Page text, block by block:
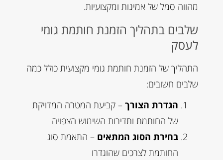
מהווה סמל של אמינות ומקצועיות.
שלבים בתהליך הזמנת חותמת גומי
לעסק
התהליך של הזמנת חותמת גומי מקצועית כולל כמה
שלבים חשובים:
הגדרת הצורך – קביעת המטרה המדויקת
של החותמת ותדירות השימוש הצפויה
בחירת הסוג המתאים – התאמת סוג
החותמת לצרכים שהוגדרו